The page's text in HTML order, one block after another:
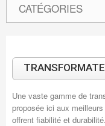
CATÉGORIES
Une vaste gamme de
proposée ici aux
offrent fiabilité et durabilité.